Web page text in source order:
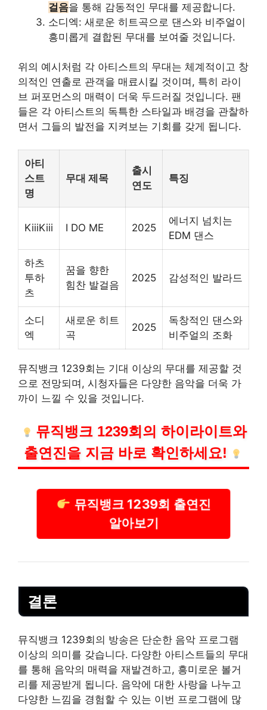
걸음을 통해 감동적인 무대를 제공합니다.
소디엑: 새로운 히트곡으로 댄스와 비주얼이
흥미롭게 결합된 무대를 보여줄 것입니다.
위의 예시처럼 각 아티스트의 무대는 체계적이고 창
의적인 연출로 관객을 매료시킬 것이며, 특히 라이
브 퍼포먼스의 매력이 더욱 두드러질 것입니다. 팬
들은 각 아티스트의 독특한 스타일과 배경을 관찰하
면서 그들의 발전을 지켜보는 기회를 갖게 됩니다.
아티
스트
명
무대 제목
출시
연도
특징
KiiiKiii I DO ME 2025
에너지 넘치는
EDM 댄스
하츠
투하
츠
꿈을 향한
힘찬 발걸음
2025 감성적인 발라드
소디
엑
새로운 히트
곡
2025
독창적인 댄스와
비주얼의 조화
뮤직뱅크 1239회는 기대 이상의 무대를 제공할 것
으로 전망되며, 시청자들은 다양한 음악을 더욱 가
까이 느낄 수 있을 것입니다.
뮤직뱅크 1239회의 하이라이트와
출연진을 지금 바로 확인하세요!
뮤직뱅크 1239회 출연진
알아보기
결론
뮤직뱅크 1239회의 방송은 단순한 음악 프로그램
이상의 의미를 갖습니다. 다양한 아티스트들의 무대
를 통해 음악의 매력을 재발견하고, 흥미로운 볼거
리를 제공받게 됩니다. 음악에 대한 사랑을 나누고
다양한 느낌을 경험할 수 있는 이번 프로그램에 많